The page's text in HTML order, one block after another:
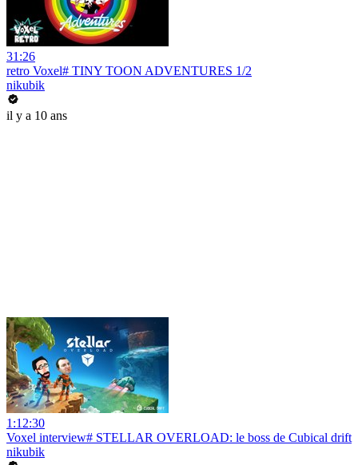
31:26
retro Voxel# TINY TOON ADVENTURES 1/2
nikubik
il y a 10 ans
1:12:30
Voxel interview# STELLAR OVERLOAD: le boss de Cubical drift
nikubik